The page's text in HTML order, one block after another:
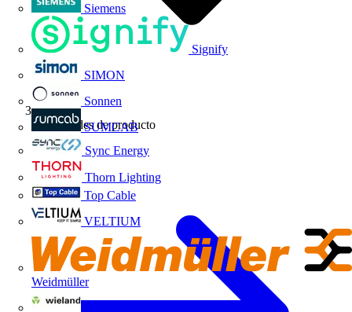
Siemens
Signify
SIMON
Sonnen
SUMCAB
Sync Energy
Thorn Lighting
Top Cable
VELTIUM
Weidmüller
Novedades de producto